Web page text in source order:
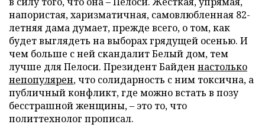
напористая, харизматичная, самовлюбленная 82-
летняя дама думает, прежде всего, о том, как
будет выглядеть на выборах грядущей осенью. И
чем больше с ней скандалит Белый дом, тем
лучше для Пелоси. Президент Байден настолько
непопулярен, что солидарность с ним токсична, а
публичный конфликт, где можно встать в позу
бесстрашной женщины, – это то, что
политтехнолог прописал.